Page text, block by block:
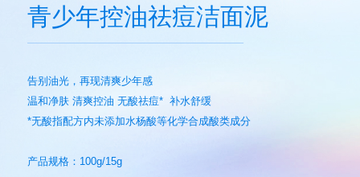
青少年控油祛痘洁面泥
告别油光，再现清爽少年感
温和净肤 清爽控油 无酸祛痘* 补水舒缓
*无酸指配方内未添加水杨酸等化学合成酸类成分
产品规格：100g/15g